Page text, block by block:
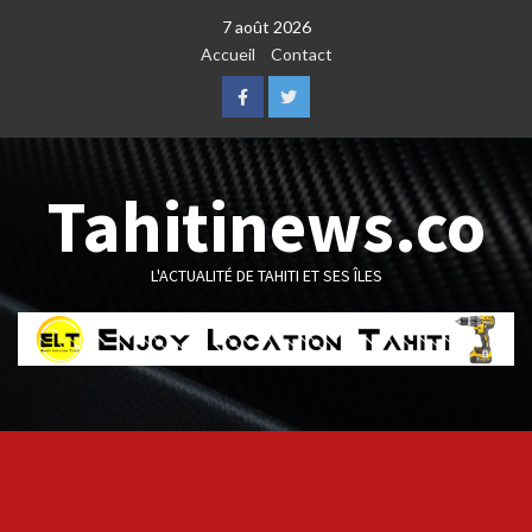
7 août 2026
Accueil
Contact
FacebookTwitter
Tahitinews.co
L'ACTUALITÉ DE TAHITI ET SES ÎLES